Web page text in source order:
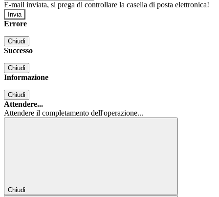
E-mail inviata, si prega di controllare la casella di posta elettronica!
Errore
Chiudi
Successo
Chiudi
Informazione
Chiudi
Attendere...
Attendere il completamento dell'operazione...
Chiudi